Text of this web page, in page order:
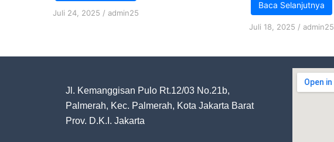
Juli 24, 2025 / admin25
Baca Selanjutnya
Juli 18, 2025 / admin25
Jl. Kemanggisan Pulo Rt.12/03 No.21b,
Palmerah, Kec. Palmerah, Kota Jakarta Barat
Prov. D.K.I. Jakarta